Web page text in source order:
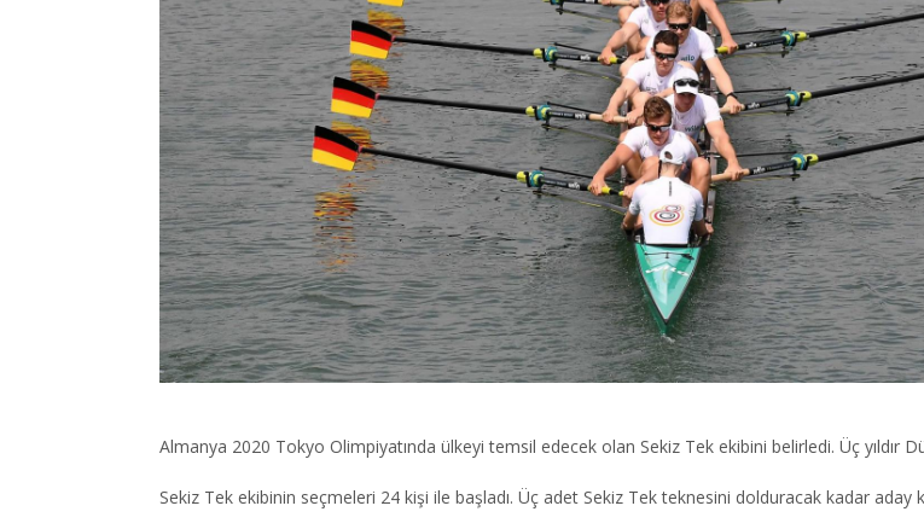
Almanya 2020 Tokyo Olimpiyatında ülkeyi temsil edecek olan Sekiz Tek ekibini belirledi. Üç yıldır
Sekiz Tek ekibinin seçmeleri 24 kişi ile başladı. Üç adet Sekiz Tek teknesini dolduracak kadar aday